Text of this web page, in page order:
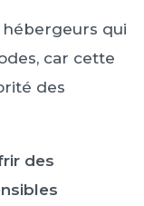
hébergeurs qui
car cette
des
des